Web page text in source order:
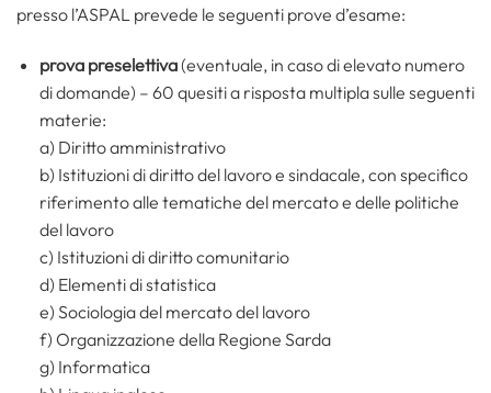
presso l’ASPAL prevede le seguenti prove d’esame:
prova preselettiva(eventuale, in caso di elevato numero
di domande) – 60 quesiti a risposta multipla sulle seguenti
materie:
a) Diritto amministrativo
b) Istituzioni di diritto del lavoro e sindacale, con specifico
riferimento alle tematiche del mercato e delle politiche
del lavoro
c) Istituzioni di diritto comunitario
d) Elementi di statistica
e) Sociologia del mercato del lavoro
f) Organizzazione della Regione Sarda
g) Informatica